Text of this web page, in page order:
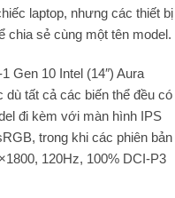
laptop, nhưng các thiết bị
chia sẻ cùng một tên model.
Gen 10 Intel (14″) Aura
tất cả các biến thể đều có
đi kèm với màn hình IPS
trong khi các phiên bản
120Hz, 100% DCI-P3